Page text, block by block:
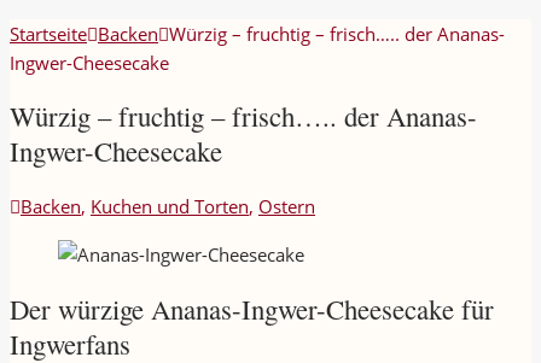
Startseite Backen Würzig – fruchtig – frisch….. der Ananas-
Ingwer-Cheesecake
Würzig – fruchtig – frisch….. der Ananas-
Ingwer-Cheesecake
Backen, Kuchen und Torten, Ostern
Der würzige Ananas-Ingwer-Cheesecake für
Ingwerfans